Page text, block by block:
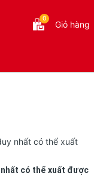
0
Giỏ hàng
nhất có thể xuất được